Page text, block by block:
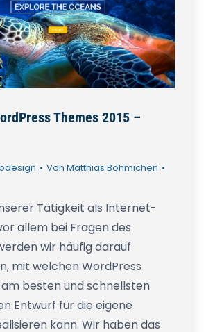
Themes 2015 –
Von Matthias Böhmichen
Tätigkeit als Internet-
allem bei Fragen des
wir häufig darauf
mit welchen WordPress
besten und schnellsten
Entwurf für die eigene
kann. Wir haben das